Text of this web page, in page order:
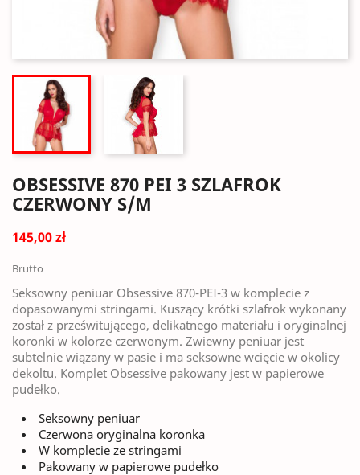
OBSESSIVE 870 PEI 3 SZLAFROK
CZERWONY S/M
145,00 zł
Brutto
Seksowny peniuar Obsessive 870-PEI-3 w komplecie z
dopasowanymi stringami. Kuszący krótki szlafrok wykonany
został z prześwitującego, delikatnego materiału i oryginalnej
koronki w kolorze czerwonym. Zwiewny peniuar jest
subtelnie wiązany w pasie i ma seksowne wcięcie w okolicy
dekoltu. Komplet Obsessive pakowany jest w papierowe
pudełko.
Seksowny peniuar
Czerwona oryginalna koronka
W komplecie ze stringami
Pakowany w papierowe pudełko